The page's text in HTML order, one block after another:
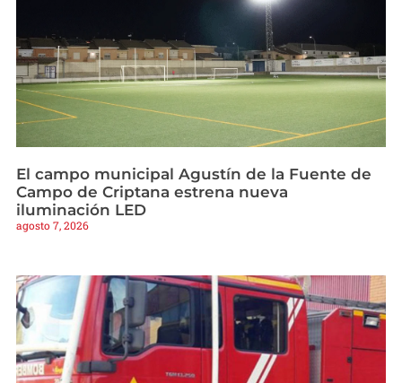
El campo municipal Agustín de la Fuente de
Campo de Criptana estrena nueva
iluminación LED
agosto 7, 2026